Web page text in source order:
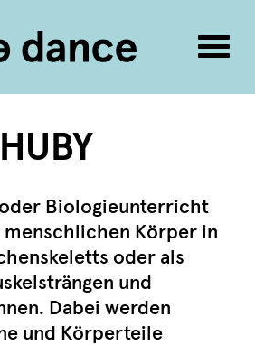
Biologieunterricht
menschlichen Körper in
oder als
und
Dabei werden
und Körperteile